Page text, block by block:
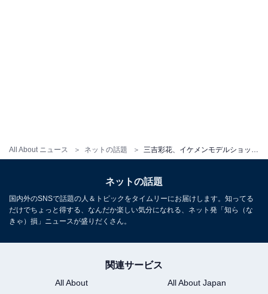
All About ニュース ネットの話題
ネットの話題
国内外のSNSで話題の人＆トピックをタイムリーにお届けします。知ってる
だけでちょっと得する、なんだか楽しい気分になれる、ネット発「知ら（な
きゃ）損」ニュースが盛りだくさん。
関連サービス
All About
All About Japan